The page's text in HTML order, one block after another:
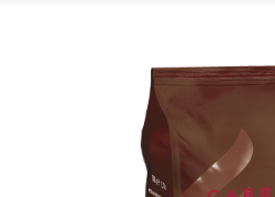
info@ekava.com.ua